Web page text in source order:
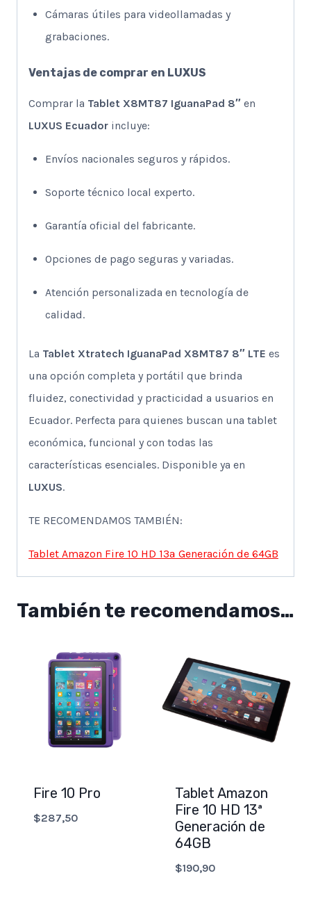
Cámaras útiles para videollamadas y
grabaciones.
Ventajas de comprar en LUXUS
Comprar la Tablet X8MT87 IguanaPad 8″ en
LUXUS Ecuador incluye:
Envíos nacionales seguros y rápidos.
Soporte técnico local experto.
Garantía oficial del fabricante.
Opciones de pago seguras y variadas.
Atención personalizada en tecnología de
calidad.
La Tablet Xtratech IguanaPad X8MT87 8″ LTE es
una opción completa y portátil que brinda
fluidez, conectividad y practicidad a usuarios en
Ecuador. Perfecta para quienes buscan una tablet
económica, funcional y con todas las
características esenciales. Disponible ya en
LUXUS.
TE RECOMENDAMOS TAMBIÉN:
Tablet Amazon Fire 10 HD 13ª Generación de 64GB
También te recomendamos…
Fire 10 Pro
$287,50
Tablet Amazon
Fire 10 HD 13ª
Generación de
64GB
$190,90